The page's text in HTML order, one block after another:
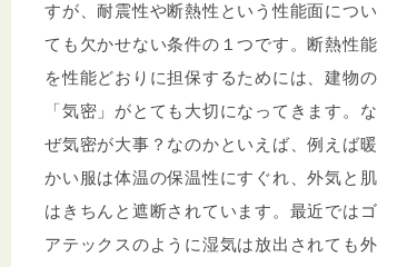
すが、耐震性や断熱性という性能面につい
ても欠かせない条件の１つです。断熱性能
を性能どおりに担保するためには、建物の
「気密」がとても大切になってきます。な
ぜ気密が大事？なのかといえば、例えば暖
かい服は体温の保温性にすぐれ、外気と肌
はきちんと遮断されています。最近ではゴ
アテックスのように湿気は放出されても外